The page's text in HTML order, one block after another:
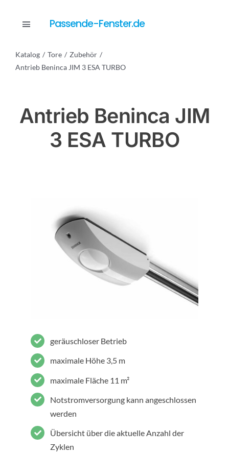
Toggle
Katalog
Anfrage
Passende-Fenster.de
Katalog Tore
Zubehör
Antrieb Beninca JIM 3 ESA TURBO
Antrieb Beninca JIM
3 ESA TURBO
geräuschloser Betrieb
maximale Höhe 3,5 m
maximale Fläche 11 m²
Notstromversorgung kann angeschlossen
werden
Übersicht über die aktuelle Anzahl der
Zyklen